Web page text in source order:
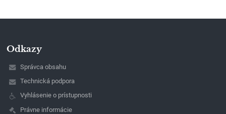
Odkazy
Správca obsahu
Technická podpora
Vyhlásenie o prístupnosti
Právne informácie